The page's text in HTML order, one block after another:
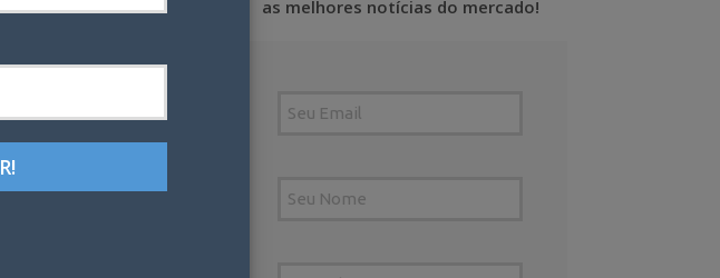
as melhores notícias do mercado!